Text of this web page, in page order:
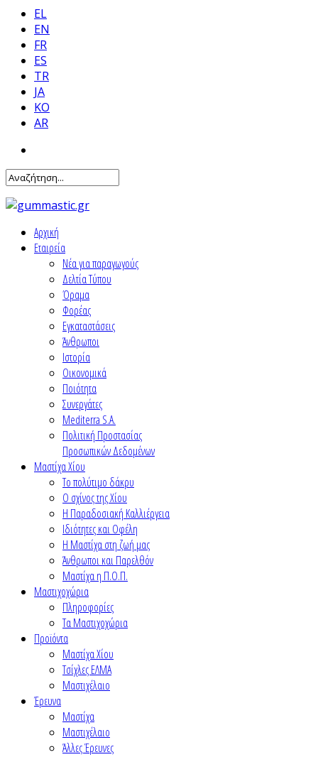
EL
EN
FR
ES
TR
JA
KO
AR
Αρχική
Εταιρεία
Νέα για παραγωγούς
Δελτία Τύπου
Όραμα
Φορέας
Εγκαταστάσεις
Άνθρωποι
Ιστορία
Οικονομικά
Ποιότητα
Συνεργάτες
Mediterra S.A.
Πολιτική Προστασίας
Προσωπικών Δεδομένων
Μαστίχα Χίου
Το πολύτιμο δάκρυ
Ο σχίνος της Χίου
Η Παραδοσιακή Καλλιέργεια
Ιδιότητες και Οφέλη
Η Μαστίχα στη ζωή μας
Άνθρωποι και Παρελθόν
Μαστίχα η Π.Ο.Π.
Μαστιχοχώρια
Πληροφορίες
Τα Μαστιχοχώρια
Προϊόντα
Μαστίχα Χίου
Τσίχλες ΕΛΜΑ
Μαστιχέλαιο
Έρευνα
Μαστίχα
Μαστιχέλαιο
Άλλες Έρευνες